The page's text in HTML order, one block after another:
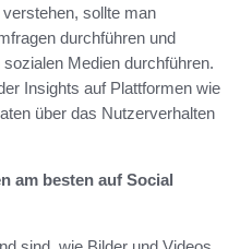
sollte man
durchführen und
Medien durchführen.
Insights auf Plattformen wie
über das Nutzerverhalten
am besten auf Social